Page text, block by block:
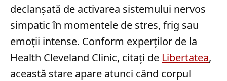
declanșată de activarea sistemului nervos
simpatic în momentele de stres, frig sau
emoții intense. Conform experților de la
Health Cleveland Clinic, citați de Libertatea,
această stare apare atunci când corpul